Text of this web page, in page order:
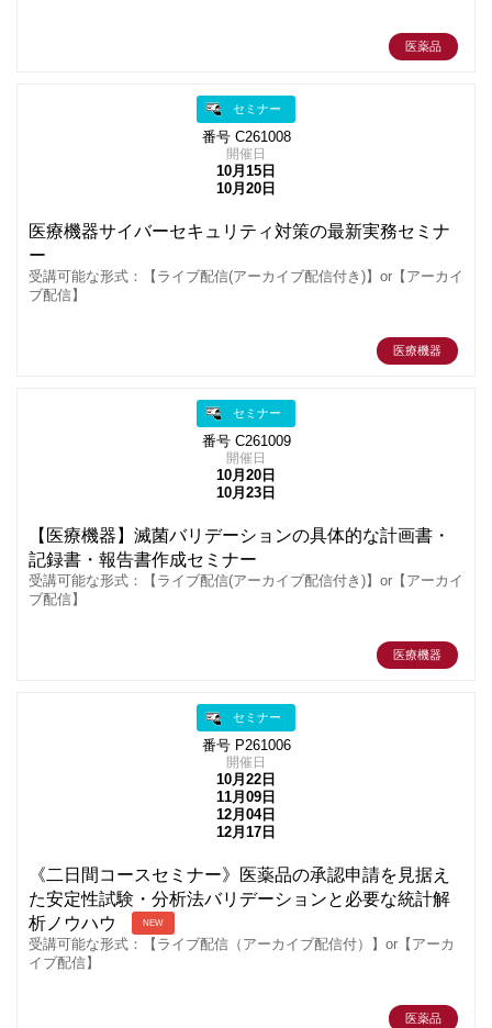
医薬品
セミナー
番号 C261008
開催日
10月15日
10月20日
医療機器サイバーセキュリティ対策の最新実務セミナ
ー
受講可能な形式：【ライブ配信(アーカイブ配信付き)】or【アーカイ
ブ配信】
医療機器
セミナー
番号 C261009
開催日
10月20日
10月23日
【医療機器】滅菌バリデーションの具体的な計画書・
記録書・報告書作成セミナー
受講可能な形式：【ライブ配信(アーカイブ配信付き)】or【アーカイ
ブ配信】
医療機器
セミナー
番号 P261006
開催日
10月22日
11月09日
12月04日
12月17日
《二日間コースセミナー》医薬品の承認申請を見据え
た安定性試験・分析法バリデーションと必要な統計解
析ノウハウ
NEW
受講可能な形式：【ライブ配信（アーカイブ配信付）】or【アーカ
イブ配信】
医薬品